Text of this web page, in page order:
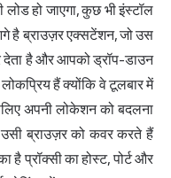
हो जाएगा, कुछ भी इंस्टॉल
है ब्राउज़र एक्सटेंशन, जो उस
देता है और आपको ड्रॉप-डाउन
हैं क्योंकि वे टूलबार में
अपनी लोकेशन को बदलना
ब्राउज़र को कवर करते हैं
प्रॉक्सी का होस्ट, पोर्ट और